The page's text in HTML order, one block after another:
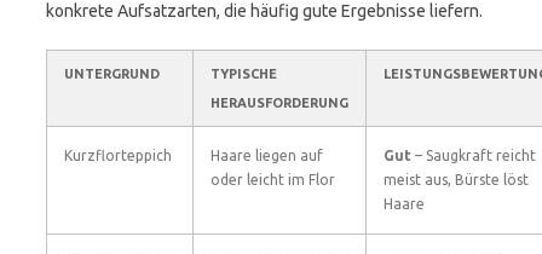
konkrete Aufsatzarten, die häufig gute Ergebnisse liefern.
UNTERGRUND
TYPISCHE
HERAUSFORDERUNG
Kurzflorteppich
Haare liegen auf
oder leicht im Flor
Gut – Saugkraft reicht
meist aus, Bürste löst
Haare